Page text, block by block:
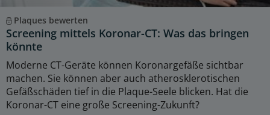
Plaques bewerten
Screening mittels Koronar-CT: Was das bringen
könnte
Moderne CT-Geräte können Koronargefäße sichtbar
machen. Sie können aber auch atherosklerotischen
Gefäßschäden tief in die Plaque-Seele blicken. Hat die
Koronar-CT eine große Screening-Zukunft?